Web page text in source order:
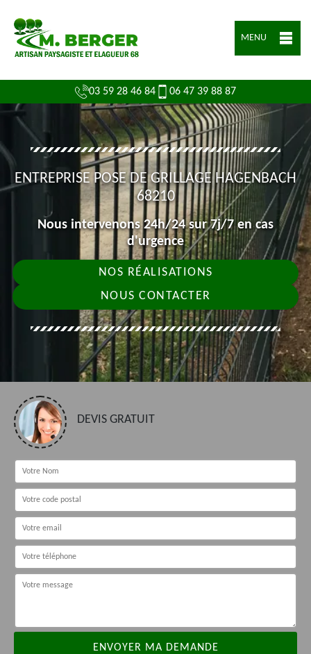
MENU
03 59 28 46 84 06 47 39 88 87
ENTREPRISE POSE DE GRILLAGE HAGENBACH
68210
Nous intervenons 24h/24 sur 7j/7 en cas
d'urgence
NOS RÉALISATIONS
NOUS CONTACTER
DEVIS GRATUIT